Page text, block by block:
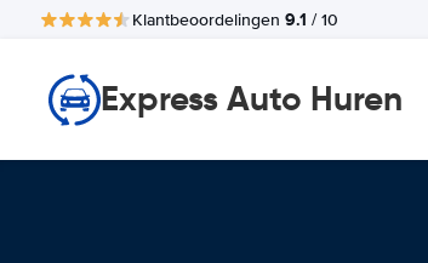
Klantbeoordelingen 9.1 / 10
Express Auto Huren